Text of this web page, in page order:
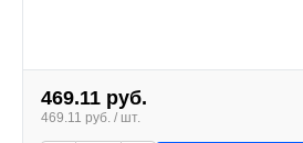
469.11 руб.
469.11 руб. / шт.